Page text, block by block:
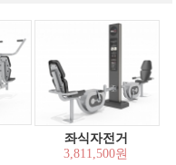
좌식자전거
3,811,500원